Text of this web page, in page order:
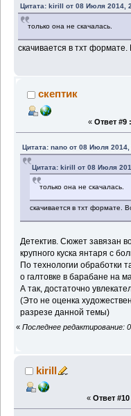
Цитата: kirill от 08 Июля 2014,
только она не скачалась.
скачивается в тхт
скептик
« Ответ #9 :
Цитата: nano от 08 Июля
Цитата: kirill от 08 Июля
только она не скачалась.
скачивается в тхт формате.
Детектив. Сюжет завязан
крупного куска янтаря с
По технологии обработки
о галтовке в барабане на
А так, достаточно
(Это не оценка
разрезе данной темы)
« Последнее редактирование:
kirill
« Ответ #10